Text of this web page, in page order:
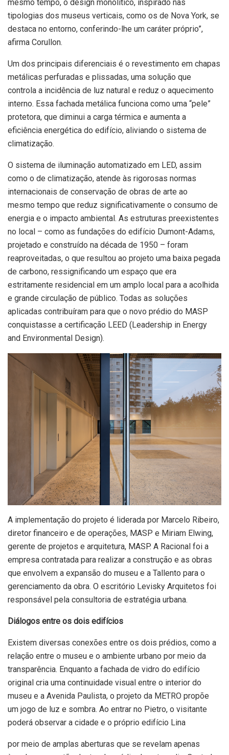
mesmo tempo, o design monolítico, inspirado nas
tipologias dos museus verticais, como os de Nova York, se
destaca no entorno, conferindo-lhe um caráter próprio”,
afirma Corullon.
Um dos principais diferenciais é o revestimento em chapas
metálicas perfuradas e plissadas, uma solução que
controla a incidência de luz natural e reduz o aquecimento
interno. Essa fachada metálica funciona como uma “pele”
protetora, que diminui a carga térmica e aumenta a
eficiência energética do edifício, aliviando o sistema de
climatização.
O sistema de iluminação automatizado em LED, assim
como o de climatização, atende às rigorosas normas
internacionais de conservação de obras de arte ao
mesmo tempo que reduz significativamente o consumo de
energia e o impacto ambiental. As estruturas preexistentes
no local – como as fundações do edifício Dumont-Adams,
projetado e construído na década de 1950 – foram
reaproveitadas, o que resultou ao projeto uma baixa pegada
de carbono, ressignificando um espaço que era
estritamente residencial em um amplo local para a acolhida
e grande circulação de público. Todas as soluções
aplicadas contribuíram para que o novo prédio do MASP
conquistasse a certificação LEED (Leadership in Energy
and Environmental Design).
A implementação do projeto é liderada por Marcelo Ribeiro,
diretor financeiro e de operações, MASP e Miriam Elwing,
gerente de projetos e arquitetura, MASP. A Racional foi a
empresa contratada para realizar a construção e as obras
que envolvem a expansão do museu e a Tallento para o
gerenciamento da obra. O escritório Levisky Arquitetos foi
responsável pela consultoria de estratégia urbana.
Diálogos entre os dois edifícios
Existem diversas conexões entre os dois prédios, como a
relação entre o museu e o ambiente urbano por meio da
transparência. Enquanto a fachada de vidro do edifício
original cria uma continuidade visual entre o interior do
museu e a Avenida Paulista, o projeto da METRO propõe
um jogo de luz e sombra. Ao entrar no Pietro, o visitante
poderá observar a cidade e o próprio edifício Lina
por meio de amplas aberturas que se revelam apenas